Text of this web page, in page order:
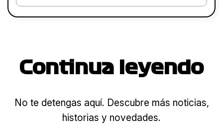
Continua leyendo
No te detengas aquí. Descubre más noticias,
historias y novedades.